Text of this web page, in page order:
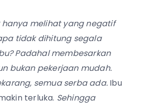
melihat yang negatif
tidak dihitung segala
Padahal membesarkan
bukan pekerjaan mudah.
semua serba ada. Ibu
terluka. Sehingga